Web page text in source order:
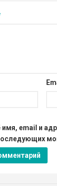
email и